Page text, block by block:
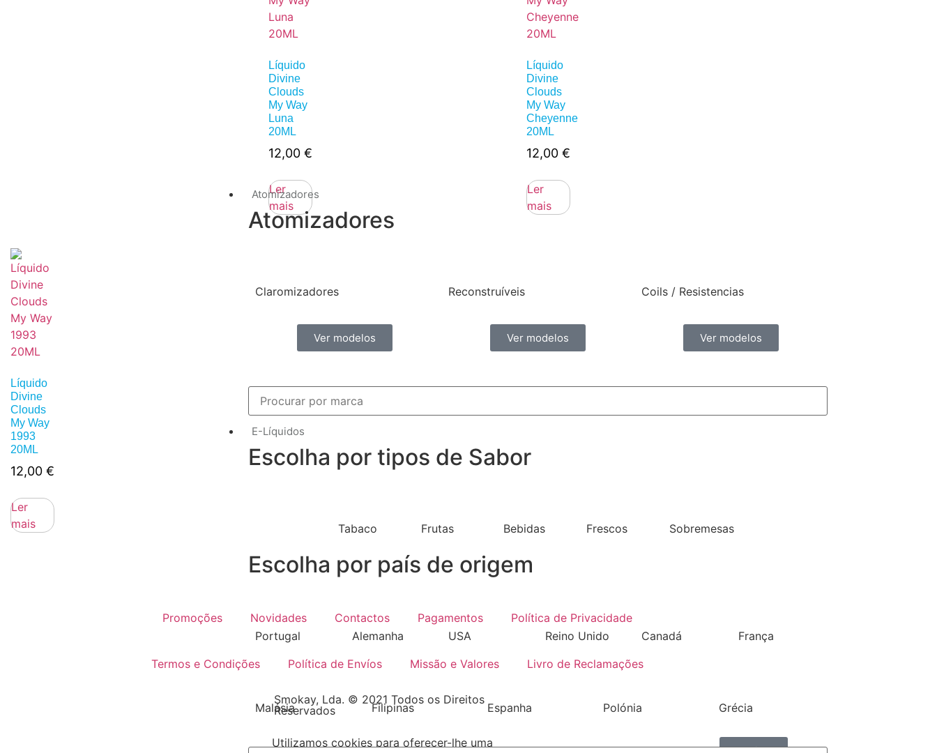
Atomizadores
Atomizadores
Claromizadores
Ver modelos
Reconstruíveis
Ver modelos
Coils / Resistencias
Ver modelos
E-Líquidos
Escolha por tipos de Sabor
Tabaco Frutas Bebidas Frescos Sobremesas
Escolha por país de origem
Portugal Alemanha USA Reino Unido Canadá França
Malásia Filipinas Espanha Polónia Grécia
Líquido
Divine
Clouds
My Way
Luna
20ML
12,00 €
Ler
mais
Líquido
Divine
Clouds
My Way
Cheyenne
20ML
12,00 €
Ler
mais
Líquido
Divine
Clouds
My Way
1993
20ML
12,00 €
Ler
mais
Promoções Novidades Contactos Pagamentos Política de Privacidade
Termos e Condições Política de Envíos Missão e Valores Livro de Reclamações
Smokay, Lda. © 2021 Todos os Direitos
Reservados
Utilizamos cookies para oferecer-lhe uma